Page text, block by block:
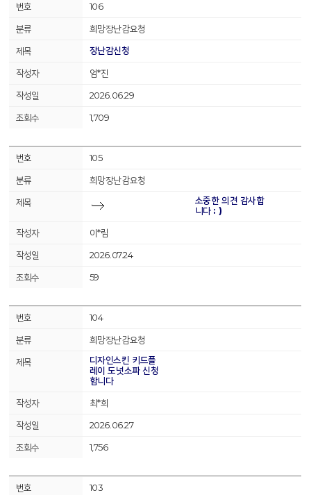
106
희망장난감요청
장난감신청
엄*진
2026.06.29
1,709
105
희망장난감요청
소중한 의견 감사합
니다 : )
이*림
2026.07.24
59
104
희망장난감요청
디자인스킨 키드플
레이 도넛소파 신청
합니다
최*희
2026.06.27
1,756
103